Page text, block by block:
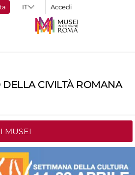
Accedi
DELLA CIVILTÀ ROMANA
MUSEI